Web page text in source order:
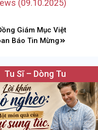
(09.10.2025)
Giám Mục Việt
Báo Tin Mừng
Tu Sĩ – Dòng Tu